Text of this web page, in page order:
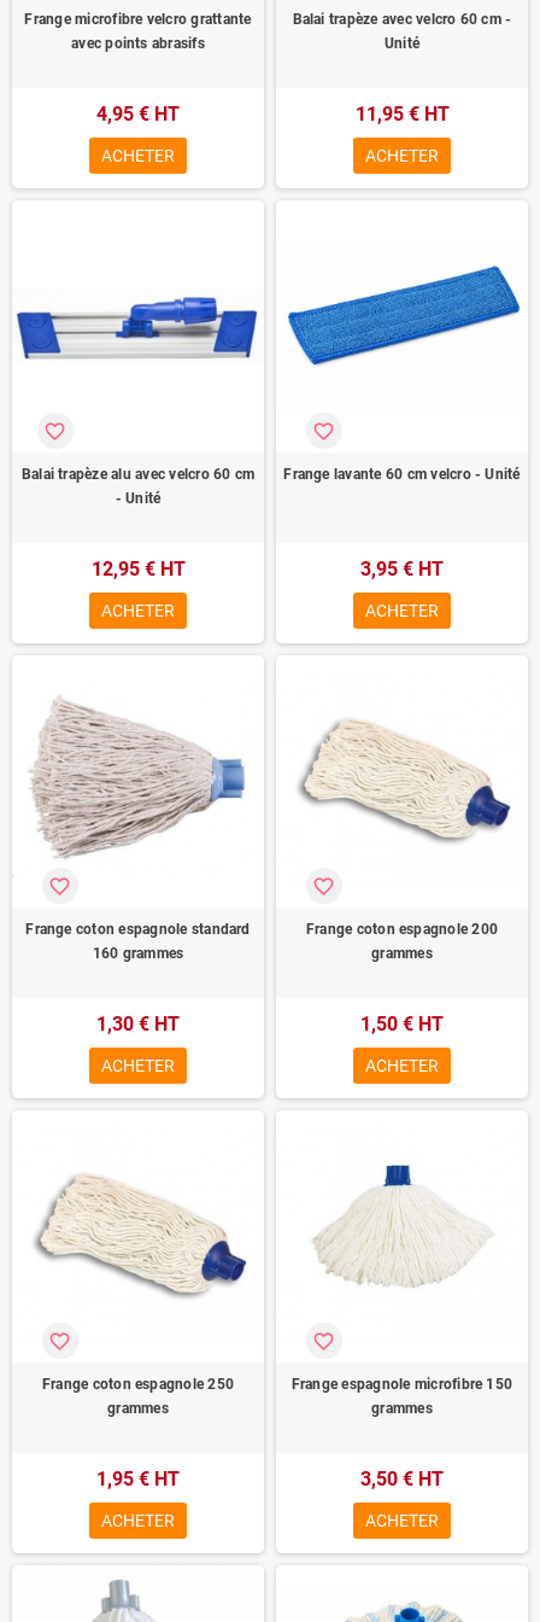
Frange microfibre velcro grattante
avec points abrasifs
4,95 € HT
ACHETER
Balai trapèze avec velcro 60 cm -
Unité
11,95 € HT
ACHETER
Balai trapèze alu avec velcro 60 cm
- Unité
favorite_border
12,95 € HT
ACHETER
Frange lavante 60 cm velcro - Unité
favorite_border
3,95 € HT
ACHETER
Frange coton espagnole standard
160 grammes
favorite_border
1,30 € HT
ACHETER
Frange coton espagnole 200
grammes
favorite_border
1,50 € HT
ACHETER
Frange coton espagnole 250
grammes
favorite_border
1,95 € HT
ACHETER
Frange espagnole microfibre 150
grammes
favorite_border
3,50 € HT
ACHETER